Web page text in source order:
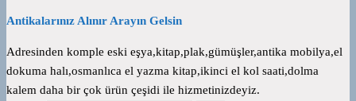
Antikalarınız Alınır Arayın Gelsin
Adresinden komple eski eşya,kitap,plak,gümüşler,antika mobilya,el
dokuma halı,osmanlıca el yazma kitap,ikinci el kol saati,dolma
kalem daha bir çok ürün çeşidi ile hizmetinizdeyiz.